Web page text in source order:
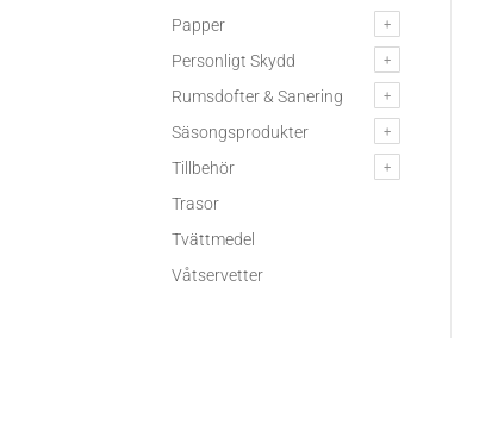
Papper
Personligt Skydd
Rumsdofter & Sanering
Säsongsprodukter
Tillbehör
Trasor
Tvättmedel
Våtservetter